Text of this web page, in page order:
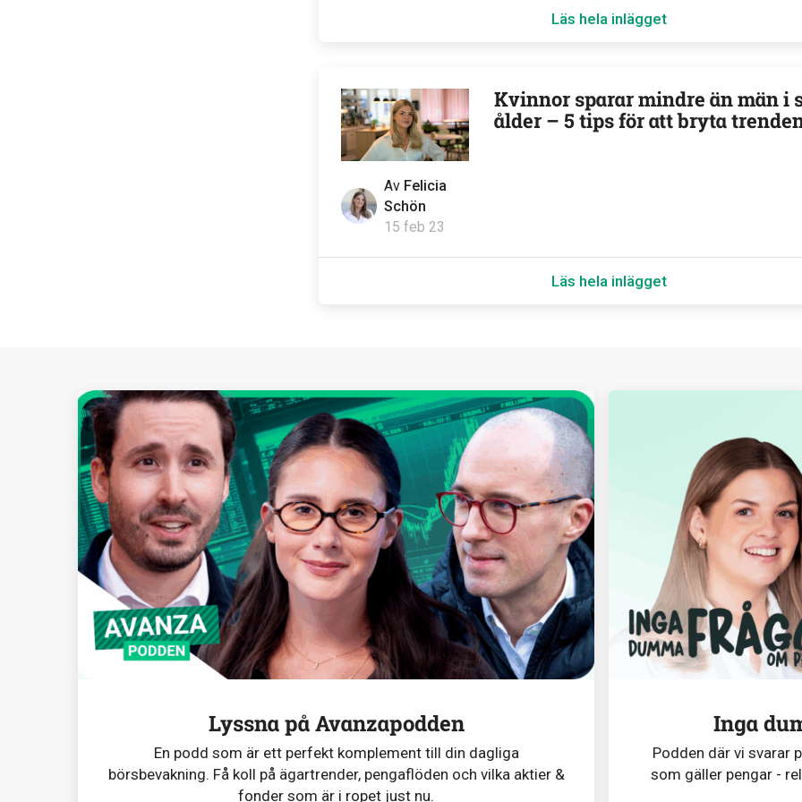
Läs hela inlägget
Av Felicia
Schön
15 feb 23
Kvinnor sparar mindre än män i
ålder – 5 tips för att bryta
Läs hela inlägget
Lyssna på Avanzapodden
En podd som är ett perfekt komplement till din dagliga
börsbevakning. Få koll på ägartrender, pengaflöden och vilka aktier &
fonder som är i ropet just nu.
Inga
Podden där vi svarar
som gäller pengar -